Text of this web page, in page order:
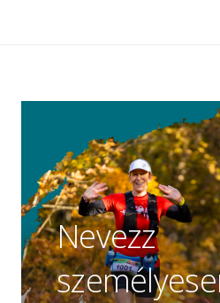
Nevezz